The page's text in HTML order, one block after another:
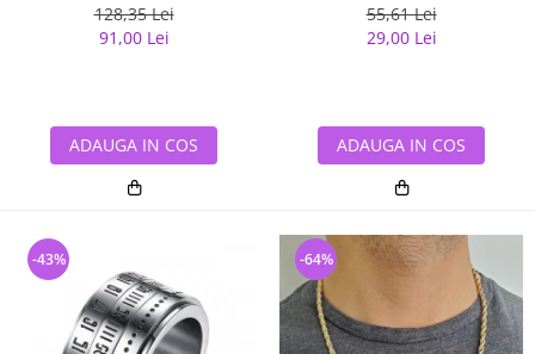
128,35 Lei
91,00 Lei
ADAUGA IN COS
55,61 Lei
29,00 Lei
ADAUGA IN COS
-43% -64%